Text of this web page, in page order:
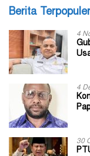
Berita Terpopuler
4
4
30